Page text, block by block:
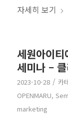
자세히 보기
세원아이
세미나 –
2023-10-28 / 카
OPENMARU,
marketing